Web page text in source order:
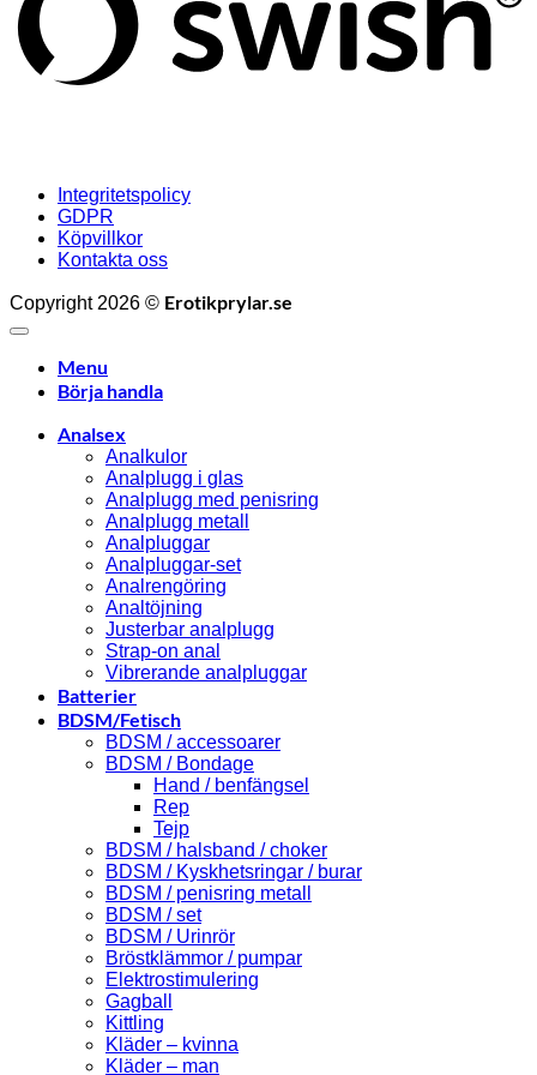
Integritetspolicy
GDPR
Köpvillkor
Kontakta oss
Copyright 2026 © Erotikprylar.se
Menu
Börja handla
Analsex
Analkulor
Analplugg i glas
Analplugg med penisring
Analplugg metall
Analpluggar
Analpluggar-set
Analrengöring
Analtöjning
Justerbar analplugg
Strap-on anal
Vibrerande analpluggar
Batterier
BDSM/Fetisch
BDSM / accessoarer
BDSM / Bondage
Hand / benfängsel
Rep
Tejp
BDSM / halsband / choker
BDSM / Kyskhetsringar / burar
BDSM / penisring metall
BDSM / set
BDSM / Urinrör
Bröstklämmor / pumpar
Elektrostimulering
Gagball
Kittling
Kläder – kvinna
Kläder – man